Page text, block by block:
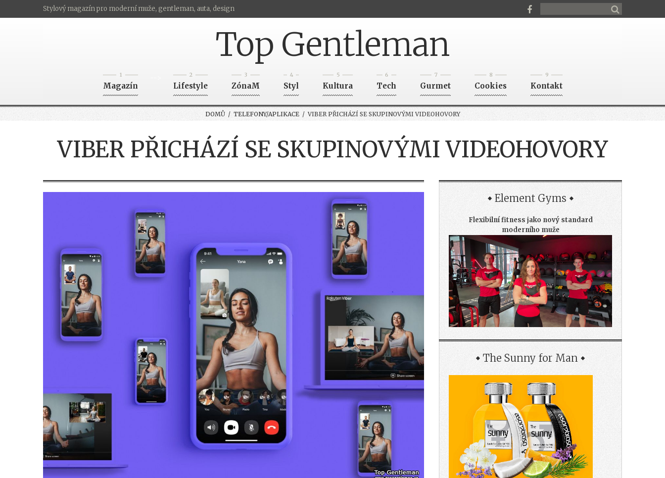
Stylový magazín pro moderní muže, gentleman, auta, design
Top Gentleman
1
Magazín
2
Lifestyle
3
ZónaM
4
Styl
5
Kultura
6
Tech
7
Gurmet
8
Cookies
9
Kontakt
DOMŮ/ TELEFONY/APLIKACE/ VIBER PŘICHÁZÍ SE SKUPINOVÝMI VIDEOHOVORY
VIBER PŘICHÁZÍ SE SKUPINOVÝMI VIDEOHOVORY
Element Gyms
Flexibilní fitness jako nový standard
moderního muže
The Sunny for Man